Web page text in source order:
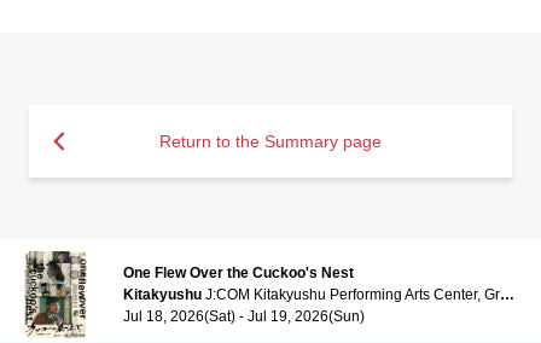
Return to the Summary page
One Flew Over the Cuckoo's Nest
Kitakyushu J:COM Kitakyushu Performing Arts Center, Grand hall
Jul 18, 2026(Sat) - Jul 19, 2026(Sun)